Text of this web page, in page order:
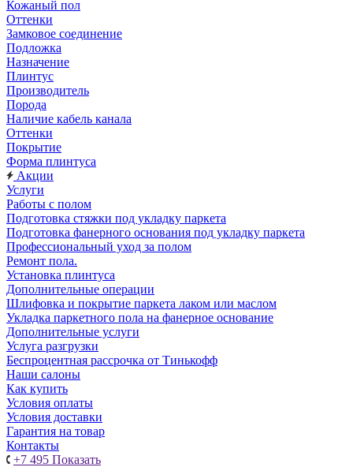
Кожаный пол
Оттенки
Замковое соединение
Подложка
Назначение
Плинтус
Производитель
Порода
Наличие кабель канала
Оттенки
Покрытие
Форма плинтуса
Акции
Услуги
Работы с полом
Подготовка стяжки под укладку паркета
Подготовка фанерного основания под укладку паркета
Профессиональный уход за полом
Ремонт пола.
Установка плинтуса
Дополнительные операции
Шлифовка и покрытие паркета лаком или маслом
Укладка паркетного пола на фанерное основание
Дополнительные услуги
Услуга разгрузки
Беспроцентная рассрочка от Тинькофф
Наши салоны
Как купить
Условия оплаты
Условия доставки
Гарантия на товар
Контакты
+7 495 Показать